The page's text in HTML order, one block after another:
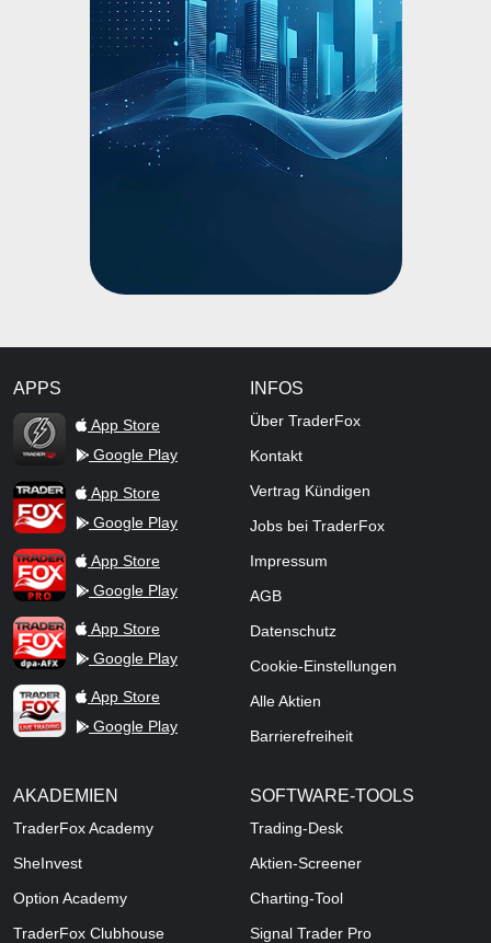
APPS
TraderFox Flash
App Store
Google Play
TraderFox AppApp Store
Google Play
TraderFox ProApp Store
Google Play
TraderFox dpa-AFX ProFeed
App Store
Google Play
TraderFox Live Trading
App Store
Google Play
INFOS
Über TraderFox
Kontakt
Vertrag Kündigen
Jobs bei TraderFox
Impressum
AGB
Datenschutz
Cookie-Einstellungen
Alle Aktien
Barrierefreiheit
AKADEMIEN
TraderFox Academy
SheInvest
Option Academy
TraderFox Clubhouse
SOFTWARE-TOOLS
Trading-Desk
Aktien-Screener
Charting-Tool
Signal Trader Pro